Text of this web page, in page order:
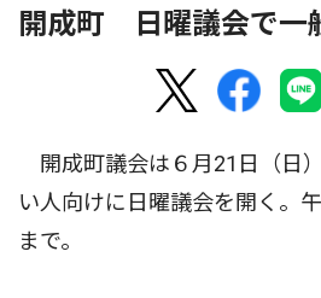
開成町 日曜議会で一
開成町議会は６月21日（日
い人向けに日曜議会を開く。
まで。